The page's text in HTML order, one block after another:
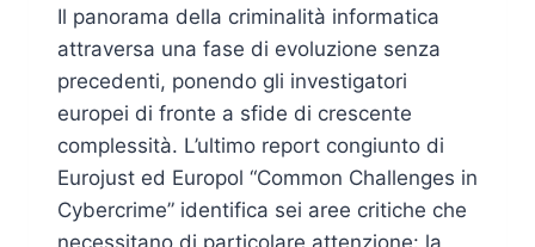
Il panorama della criminalità informatica
attraversa una fase di evoluzione senza
precedenti, ponendo gli investigatori
europei di fronte a sfide di crescente
complessità. L’ultimo report congiunto di
Eurojust ed Europol “Common Challenges in
Cybercrime” identifica sei aree critiche che